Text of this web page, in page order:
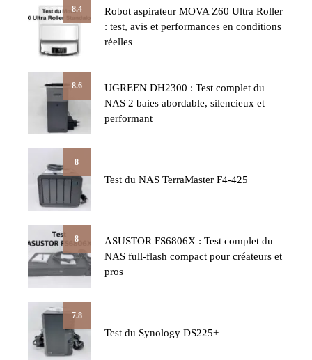
8.4
Robot aspirateur MOVA Z60 Ultra Roller
: test, avis et performances en conditions
réelles
8.6
UGREEN DH2300 : Test complet du
NAS 2 baies abordable, silencieux et
performant
8
Test du NAS TerraMaster F4-425
8
ASUSTOR FS6806X : Test complet du
NAS full-flash compact pour créateurs et
pros
7.8
Test du Synology DS225+